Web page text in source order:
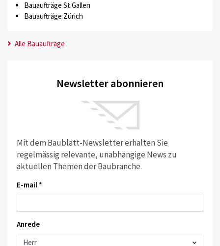
Bauaufträge St.Gallen
Bauaufträge Zürich
Alle Bauaufträge
Newsletter abonnieren
Mit dem Baublatt-Newsletter erhalten Sie
regelmässig relevante, unabhängige News zu
aktuellen Themen der Baubranche.
E-mail *
Anrede